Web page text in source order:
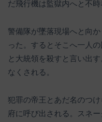
だ飛行機は監獄内へと不時
警備隊が墜落現場へと向
った。するとそこへ一人
と大統領を殺すと言い出
なくされる。
犯罪の帝王とあだ名のつ
府に呼び出される。スネ